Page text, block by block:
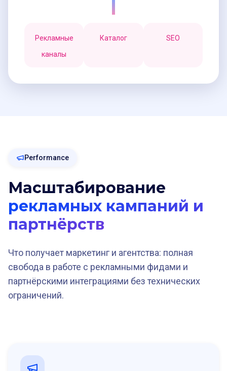
Рекламные
каналы
Каталог SEO
Performance
Масштабирование
рекламных кампаний и
партнёрств
Что получает маркетинг и агентства: полная
свобода в работе с рекламными фидами и
партнёрскими интеграциями без технических
ограничений.